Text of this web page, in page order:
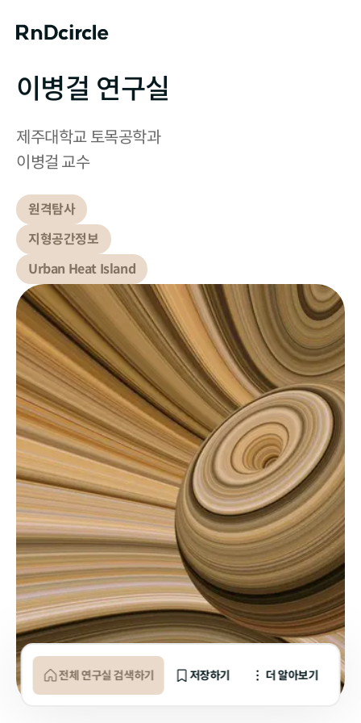
이병걸 연구실
제주대학교 토목공학과
이병걸 교수
원격탐사
지형공간정보
Urban Heat Island
전체 연구실 검색하기 저장하기 더 알아보기